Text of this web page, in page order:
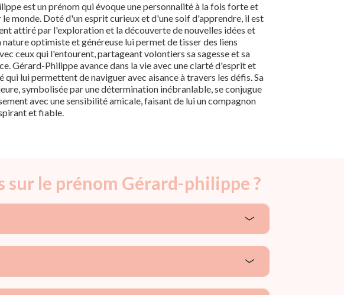
est un prénom qui évoque une personnalité à la fois forte et
le monde. Doté d'un esprit curieux et d'une soif d'apprendre, il est
attiré par l'exploration et la découverte de nouvelles idées et
nature optimiste et généreuse lui permet de tisser des liens
ceux qui l'entourent, partageant volontiers sa sagesse et sa
Gérard-Philippe avance dans la vie avec une clarté d'esprit et
qui lui permettent de naviguer avec aisance à travers les défis. Sa
symbolisée par une détermination inébranlable, se conjugue
avec une sensibilité amicale, faisant de lui un compagnon
et fiable.
le prénom Gérard-philippe ?